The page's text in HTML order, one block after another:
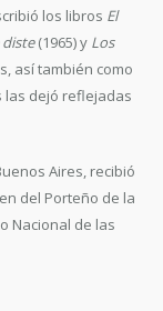
los libros El
diste(1965) y Los
así también como
las dejó reflejadas
Aires, recibió
del Porteño de la
Nacional de las